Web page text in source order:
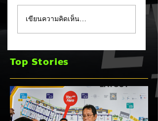
คุณภาพครั้งใหญ่!
หลังเกิดวิกฤต
"แบตเตอรี่กล้วยหอม"
บวมพองในรถ EV
ของ GAC Aion
ถึง
ขา
จีน
เขียนความคิดเห็น…
Top Stories